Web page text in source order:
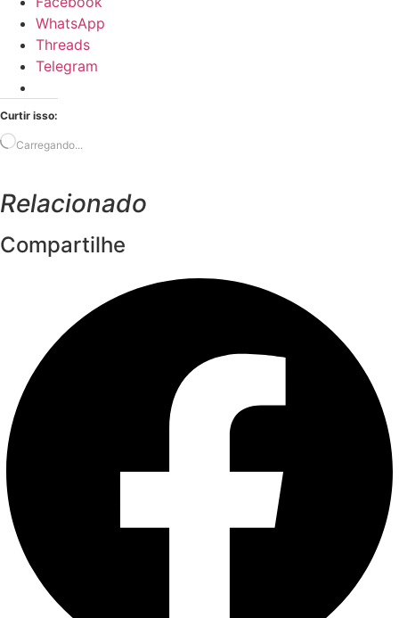
WhatsApp
Threads
Telegram
Curtir isso:
Carregando...
Relacionado
Compartilhe